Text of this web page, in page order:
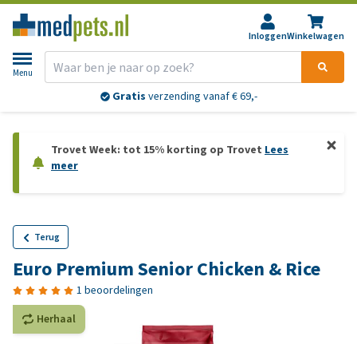
InloggenWinkelwagen
Menu
Gratis verzending vanaf € 69,-
Trovet Week: tot 15% korting op Trovet Lees
meer
Terug
Euro Premium Senior Chicken & Rice
1 beoordelingen
Herhaal